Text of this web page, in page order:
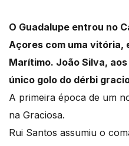
O Guadalupe entrou no
Açores com uma vitória,
Marítimo. João Silva,
único golo do dérbi
A primeira época de um
na Graciosa.
Rui Santos assumiu o